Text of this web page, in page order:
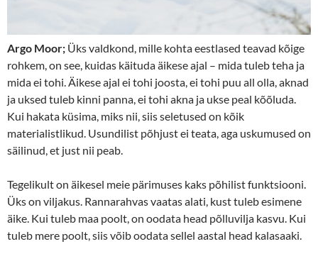
Argo Moor; Üks valdkond, mille kohta eestlased teavad kõige
rohkem, on see, kuidas käituda äikese ajal – mida tuleb teha ja
mida ei tohi. Äikese ajal ei tohi joosta, ei tohi puu all olla, aknad
ja uksed tuleb kinni panna, ei tohi akna ja ukse peal kõõluda.
Kui hakata küsima, miks nii, siis seletused on kõik
materialistlikud. Usundilist põhjust ei teata, aga uskumused on
säilinud, et just nii peab.
Tegelikult on äikesel meie pärimuses kaks põhilist funktsiooni.
Üks on viljakus. Rannarahvas vaatas alati, kust tuleb esimene
äike. Kui tuleb maa poolt, on oodata head põlluvilja kasvu. Kui
tuleb mere poolt, siis võib oodata sellel aastal head kalasaaki.